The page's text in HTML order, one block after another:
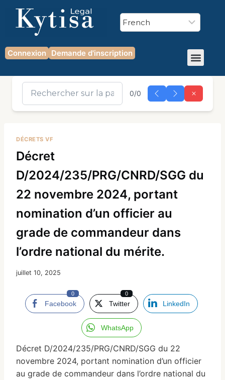
Connexion Demande d'inscription
0/0
DÉCRETS VF
Décret
D/2024/235/PRG/CNRD/SGG du
22 novembre 2024, portant
nomination d’un officier au
grade de commandeur dans
l’ordre national du mérite.
juillet 10, 2025
Facebook
0
Twitter
0
LinkedIn
WhatsApp
Décret D/2024/235/PRG/CNRD/SGG du 22
novembre 2024, portant nomination d’un officier
au grade de commandeur dans l’ordre national du